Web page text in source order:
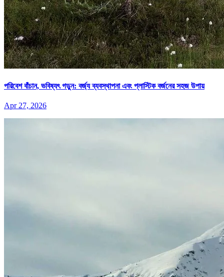
পরিবেশ বাঁচান, ভবিষ্যৎ গড়ুন: বর্জ্য ব্যবস্থাপনা এবং প্লাস্টিক বর্জনের সহজ উপায়
Apr 27, 2026